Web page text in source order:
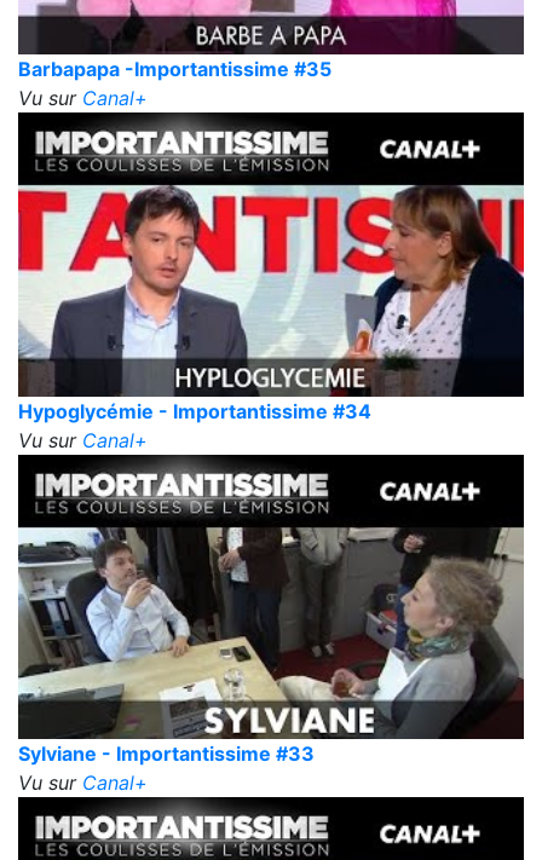
Barbapapa -Importantissime #35
Vu sur Canal+
Hypoglycémie - Importantissime #34
Vu sur Canal+
Sylviane - Importantissime #33
Vu sur Canal+